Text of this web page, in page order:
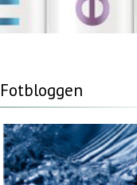
Fotbloggen